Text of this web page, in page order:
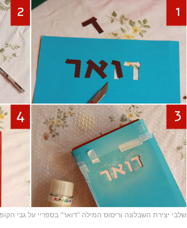
שלבי יצירת השבלונה וריסוס המילה "דואר" בספריי על גבי